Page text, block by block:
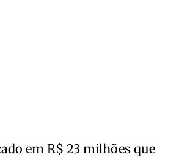
em R$ 23 milhões que